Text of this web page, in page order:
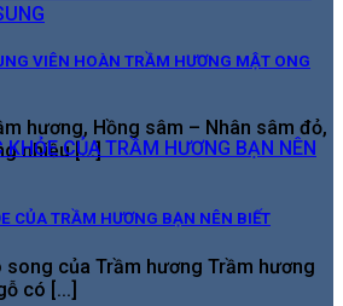
VIÊN HOÀN TRẦM HƯƠNG MẬT ONG
hương, Hồng sâm – Nhân sâm đỏ,
nhiều [...]
CỦA TRẦM HƯƠNG BẠN NÊN BIẾT
song của Trầm hương Trầm hương
có [...]